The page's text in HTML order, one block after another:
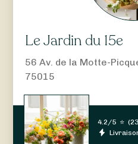
Le Jardin du 15e
56 Av. de la Motte-
75015
4.2/5 ⭐ (